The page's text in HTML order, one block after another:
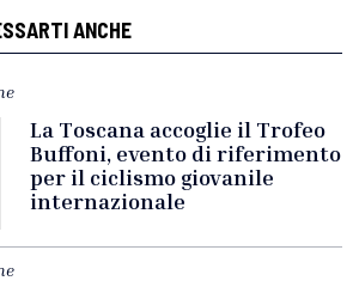
ANCHE
La Toscana accoglie il Trofeo
Buffoni, evento di riferimento
per il ciclismo giovanile
internazionale